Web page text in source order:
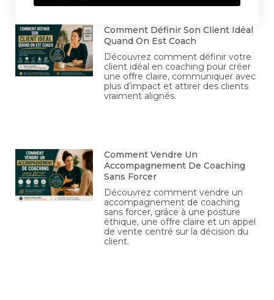
Comment Définir Son Client Idéal
Quand On Est Coach
Découvrez comment définir votre
client idéal en coaching pour créer
une offre claire, communiquer avec
plus d’impact et attirer des clients
vraiment alignés.
Comment Vendre Un
Accompagnement De Coaching
Sans Forcer
Découvrez comment vendre un
accompagnement de coaching
sans forcer, grâce à une posture
éthique, une offre claire et un appel
de vente centré sur la décision du
client.